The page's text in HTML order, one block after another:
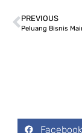
PREVIOUS
Facebook